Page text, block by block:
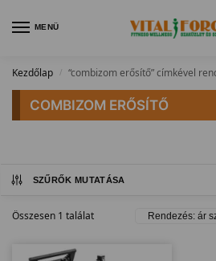
MENÜ
Kezdőlap / “combizom erősítő” címkével
COMBIZOM ERŐSÍTŐ
SZŰRŐK MUTATÁSA
Összesen 1 találat